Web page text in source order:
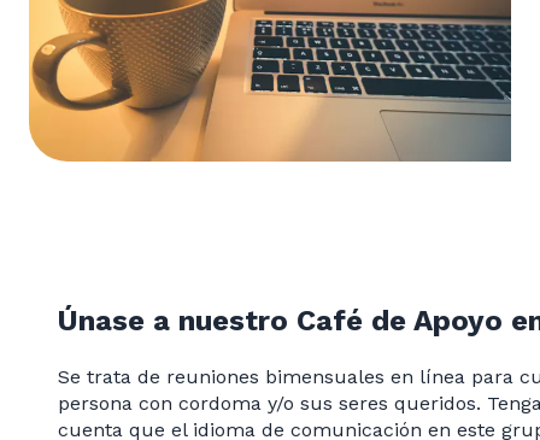
Únase a nuestro Café de Apoyo
Se trata de reuniones bimensuales en línea para
persona con cordoma y/o sus seres queridos.
cuenta que el idioma de comunicación en este